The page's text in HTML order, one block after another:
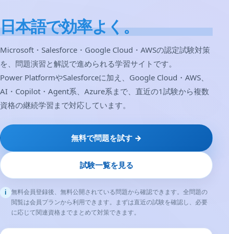
日本語で効率よく。
Microsoft・Salesforce・Google Cloud・AWSの認定試験対策
を、問題演習と解説で進められる学習サイトです。
Power PlatformやSalesforceに加え、Google Cloud・AWS、
AI・Copilot・Agent系、Azure系まで、直近の1試験から複数
資格の継続学習まで対応しています。
無料で問題を試す →
試験一覧を見る
i 無料会員登録後、無料公開されている問題から確認できます。全問題の
閲覧は会員プランから利用できます。まずは直近の試験を確認し、必要
に応じて関連資格までまとめて対策できます。